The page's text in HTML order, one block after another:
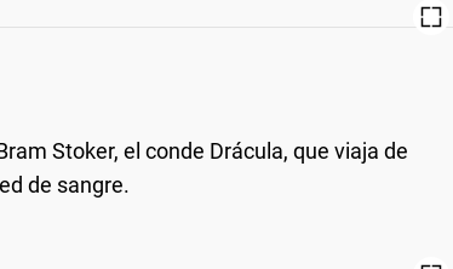
Stoker, el conde Drácula, que viaja de
de sangre.